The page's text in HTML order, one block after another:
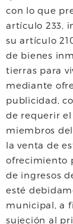
con lo que
artículo 233,
su artículo
de bienes
tierras para
mediante
publicidad,
de requerir
miembros
la venta de
ofrecimiento
de ingresos
esté
municipal, a
sujeción al